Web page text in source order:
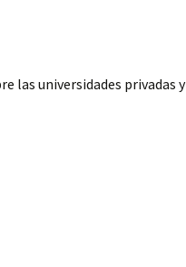
las universidades privadas y